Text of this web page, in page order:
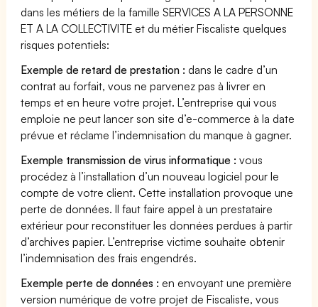
dans les métiers de la famille SERVICES A LA PERSONNE
ET A LA COLLECTIVITE et du métier Fiscaliste quelques
risques potentiels:
Exemple de retard de prestation : dans le cadre d’un
contrat au forfait, vous ne parvenez pas à livrer en
temps et en heure votre projet. L’entreprise qui vous
emploie ne peut lancer son site d’e-commerce à la date
prévue et réclame l’indemnisation du manque à gagner.
Exemple transmission de virus informatique : vous
procédez à l’installation d’un nouveau logiciel pour le
compte de votre client. Cette installation provoque une
perte de données. Il faut faire appel à un prestataire
extérieur pour reconstituer les données perdues à partir
d’archives papier. L’entreprise victime souhaite obtenir
l’indemnisation des frais engendrés.
Exemple perte de données : en envoyant une première
version numérique de votre projet de Fiscaliste, vous